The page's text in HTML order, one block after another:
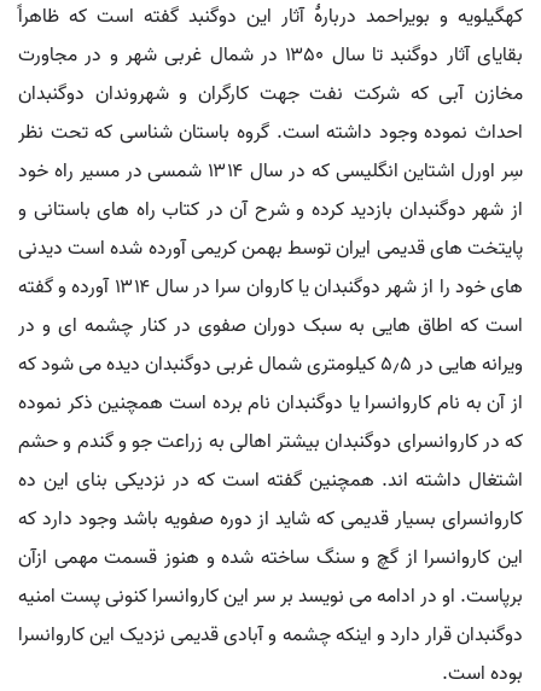
کهگیلویه و بویراحمد دربارهٔ آثار این دوگنبد گفته است که ظاهراً
بقایای آثار دوگنبد تا سال ۱۳۵۰ در شمال غربی شهر و در مجاورت
مخازن آبی که شرکت نفت جهت کارگران و شهروندان دوگنبدان
احداث نموده وجود داشته است. گروه باستان شناسی که تحت نظر
سِر اورل اشتاین انگلیسی که در سال ۱۳۱۴ شمسی در مسیر راه خود
از شهر دوگنبدان بازدید کرده و شرح آن در کتاب راه های باستانی و
پایتخت های قدیمی ایران توسط بهمن کریمی آورده شده است دیدنی
های خود را از شهر دوگنبدان یا کاروان سرا در سال ۱۳۱۴ آورده و گفته
است که اطاق هایی به سبک دوران صفوی در کنار چشمه ای و در
ویرانه هایی در ۵٫۵ کیلومتری شمال غربی دوگنبدان دیده می شود که
از آن به نام کاروانسرا یا دوگنبدان نام برده است همچنین ذکر نموده
که در کاروانسرای دوگنبدان بیشتر اهالی به زراعت جو و گندم و حشم
اشتغال داشته اند. همچنین گفته است که در نزدیکی بنای این ده
کاروانسرای بسیار قدیمی که شاید از دوره صفویه باشد وجود دارد که
این کاروانسرا از گچ و سنگ ساخته شده و هنوز قسمت مهمی ازآن
برپاست. او در ادامه می نویسد بر سر این کاروانسرا کنونی پست امنیه
دوگنبدان قرار دارد و اینکه چشمه و آبادی قدیمی نزدیک این کاروانسرا
بوده است.